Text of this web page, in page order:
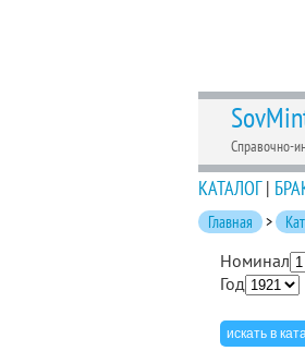
Справочно-
КАТАЛОГ|
Главная >
Номинал
Год